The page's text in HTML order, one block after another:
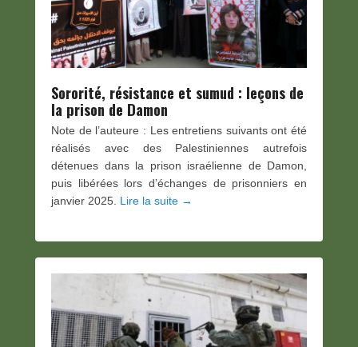
Sororité, résistance et sumud : leçons de
la prison de Damon
Note de l’auteure : Les entretiens suivants ont été
réalisés avec des Palestiniennes autrefois
détenues dans la prison israélienne de Damon,
puis libérées lors d’échanges de prisonniers en
janvier 2025. Lire la suite →